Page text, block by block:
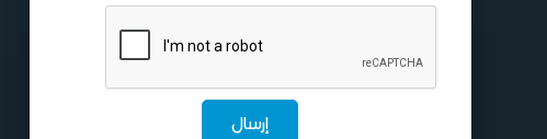
إرسال